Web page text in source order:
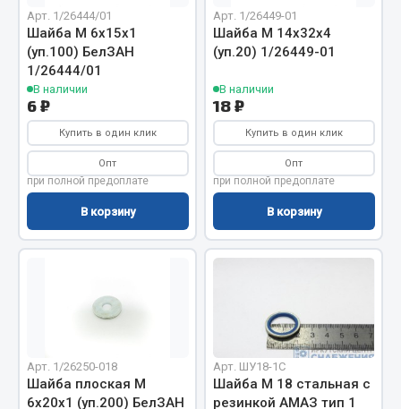
Вымпела
Показать ещё
Весь раздел
Смазочные материалы
Охладжающие жидкости
Технические жидкости
Болты
Арт. 1/26444/01
Шайба М 6х15х1
(уп.100) БелЗАН
1/26444/01
В наличии
6 ₽
Купить в один клик
Опт
при полной предоплате
В корзину
Арт. 1/26449-01
Шайба М 14х32х4
(уп.20) 1/26449-01
В наличии
18 ₽
Купить в один клик
Опт
при полной предоплате
В корзину
Арт. 1/26250-018
Шайба плоская М
6х20х1 (уп.200) БелЗАН
Арт. ШУ18-1С
Шайба М 18 стальная с
резинкой АМАЗ тип 1